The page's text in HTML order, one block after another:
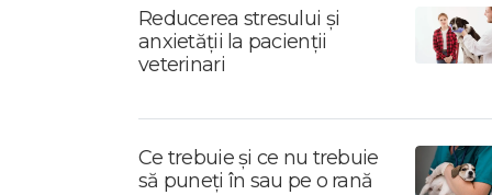
Reducerea stresului și
anxietății la pacienții
veterinari
Ce trebuie și ce nu trebuie
să puneți în sau pe o rană